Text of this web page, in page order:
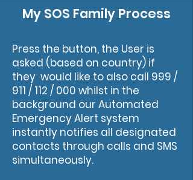
My SOS Family Process
Press the button, the User is
asked (based on country) if
they would like to also call 999 /
911 / 112 / 000 whilst in the
background our Automated
Emergency Alert system
instantly notifies all designated
contacts through calls and SMS
simultaneously.